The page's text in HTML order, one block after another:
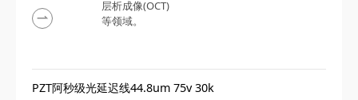
层析成像(OCT)‌
等领域。
PZT阿秒级光延迟线44.8um 75v 30k